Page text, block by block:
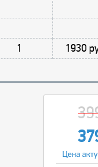
1 1930
Цена